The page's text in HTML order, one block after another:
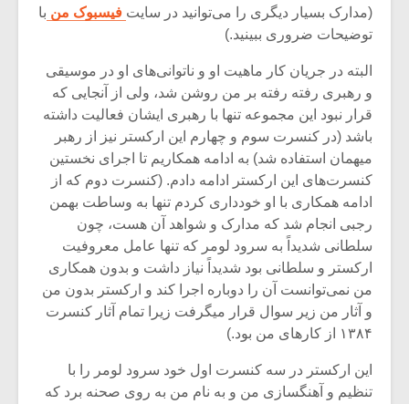
(مدارک بسیار دیگری را می‌توانید در سایت فیسبوک من با
توضیحات ضروری ببینید.)
البته در جریان کار ماهیت او و ناتوانی‌های او در موسیقی
و رهبری رفته رفته بر من روشن شد، ولی از آنجایی که
قرار نبود این مجموعه تنها با رهبری ایشان فعالیت داشته
باشد (در کنسرت سوم و چهارم این ارکستر نیز از رهبر
میهمان استفاده شد) به ادامه همکاریم تا اجرای نخستین
کنسرت‌های این ارکستر ادامه دادم. (کنسرت دوم که از
ادامه همکاری با او خودداری کردم تنها به وساطت بهمن
رجبی انجام شد که مدارک و شواهد آن هست، چون
سلطانی شدیداً به سرود لومر که تنها عامل معروفیت
ارکستر و سلطانی بود شدیداً نیاز داشت و بدون همکاری
من نمی‌توانست آن را دوباره اجرا کند و ارکستر بدون من
و آثار من زیر سوال قرار میگرفت زیرا تمام آثار کنسرت
۱۳۸۴ از کارهای من بود.)
این ارکستر در سه کنسرت اول خود سرود لومر را با
تنظیم و آهنگسازی من و به نام من به روی صحنه برد که